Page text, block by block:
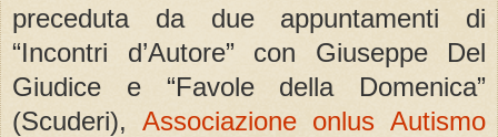
preceduta da due appuntamenti di
“Incontri d’Autore” con Giuseppe Del
Giudice e “Favole della Domenica”
(Scuderi), Associazione onlus Autismo